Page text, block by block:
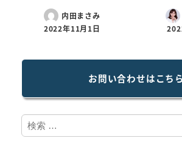
内田まさみ
2022年11月1日
お問い合わせはこちら
検
索